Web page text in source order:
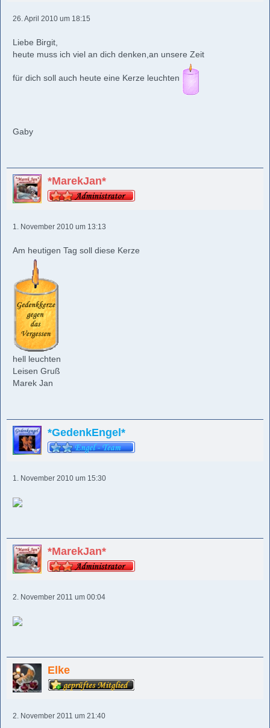
26. April 2010 um 18:15
Liebe Birgit,
heute muss ich viel an dich denken,an unsere Zeit
für dich soll auch heute eine Kerze leuchten
Gaby
*MarekJan*
1. November 2010 um 13:13
Am heutigen Tag soll diese Kerze
hell leuchten
Leisen Gruß
Marek Jan
*GedenkEngel*
1. November 2010 um 15:30
*MarekJan*
2. November 2011 um 00:04
Elke
2. November 2011 um 21:40